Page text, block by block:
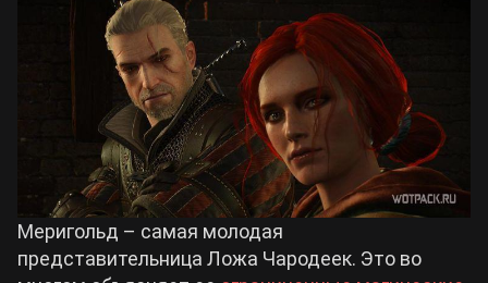
Меригольд – самая молодая
представительница Ложа Чародеек. Это во